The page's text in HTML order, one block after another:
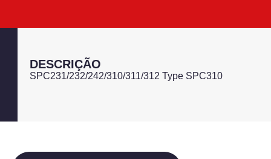
DESCRIÇÃO
SPC231/232/242/310/311/312 Type SPC310